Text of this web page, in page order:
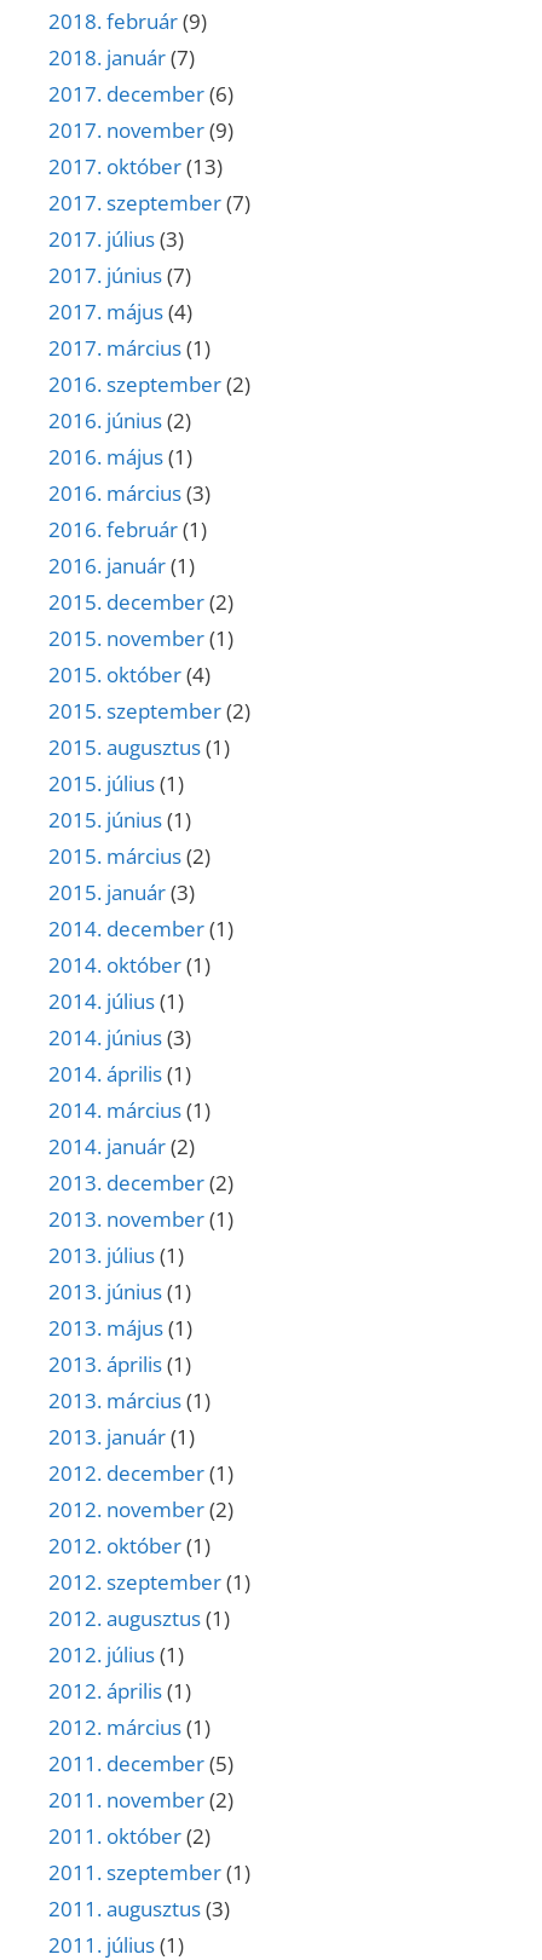
2018. február(9)
2018. január(7)
2017. december(6)
2017. november(9)
2017. október(13)
2017. szeptember(7)
2017. július(3)
2017. június(7)
2017. május(4)
2017. március(1)
2016. szeptember(2)
2016. június(2)
2016. május(1)
2016. március(3)
2016. február(1)
2016. január(1)
2015. december(2)
2015. november(1)
2015. október(4)
2015. szeptember(2)
2015. augusztus(1)
2015. július(1)
2015. június(1)
2015. március(2)
2015. január(3)
2014. december(1)
2014. október(1)
2014. július(1)
2014. június(3)
2014. április(1)
2014. március(1)
2014. január(2)
2013. december(2)
2013. november(1)
2013. július(1)
2013. június(1)
2013. május(1)
2013. április(1)
2013. március(1)
2013. január(1)
2012. december(1)
2012. november(2)
2012. október(1)
2012. szeptember(1)
2012. augusztus(1)
2012. július(1)
2012. április(1)
2012. március(1)
2011. december(5)
2011. november(2)
2011. október(2)
2011. szeptember(1)
2011. augusztus(3)
2011. július(1)